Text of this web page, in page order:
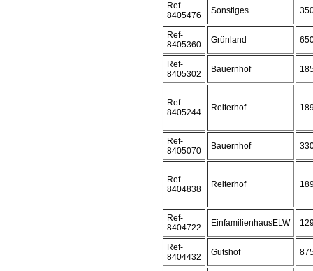
Ref-
8405476
Sonstiges
Ref-
8405360
Grünland
Ref-
8405302
Bauernhof
Ref-
8405244
Reiterhof
Ref-
8405070
Bauernhof
Ref-
8404838
Reiterhof
Ref-
8404722
EinfamilienhausELW
Ref-
8404432
Gutshof